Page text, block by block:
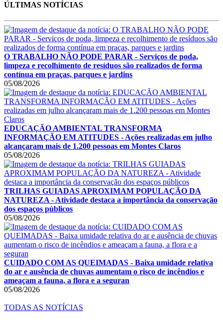
ÚLTIMAS NOTÍCIAS
O TRABALHO NÃO PODE PARAR - Serviços de poda,
limpeza e recolhimento de resíduos são realizados de forma
contínua em praças, parques e jardins
05/08/2026
EDUCAÇÃO AMBIENTAL TRANSFORMA
INFORMAÇÃO EM ATITUDES - Ações realizadas em julho
alcançaram mais de 1.200 pessoas em Montes Claros
05/08/2026
TRILHAS GUIADAS APROXIMAM POPULAÇÃO DA
NATUREZA - Atividade destaca a importância da conservação
dos espaços públicos
05/08/2026
CUIDADO COM AS QUEIMADAS - Baixa umidade relativa
do ar e ausência de chuvas aumentam o risco de incêndios e
ameaçam a fauna, a flora e a seguran
05/08/2026
TODAS AS NOTÍCIAS